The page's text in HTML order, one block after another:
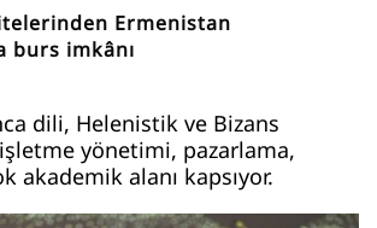
Ermenistan
burs imkânı
dili, Helenistik ve Bizans
yönetimi, pazarlama,
akademik alanı kapsıyor.